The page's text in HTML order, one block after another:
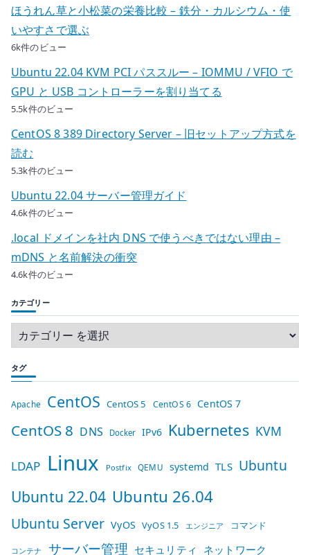
ほうれん草と小松菜の栄養比較 – 鉄分・カルシウム・使
いやすさで選ぶ
6k件のビュー
Ubuntu 22.04 KVM PCI パススルー – IOMMU / VFIO で
GPU と USB コントローラーを割り当てる
5.5k件のビュー
CentOS 8 389 Directory Server – 旧セットアップ方式を
読む
5.3k件のビュー
Ubuntu 22.04 サーバー管理ガイド
4.6k件のビュー
.local ドメインを社内 DNS で使うべきではない理由 –
mDNS と名前解決の衝突
4.6k件のビュー
カテゴリー
タグ
Apache CentOS CentOS 5 CentOS 6 CentOS 7
CentOS 8 DNS Docker IPv6 Kubernetes KVM
LDAP Linux Postfix QEMU systemd TLS Ubuntu
Ubuntu 22.04 Ubuntu 26.04
Ubuntu Server VyOS VyOS 1.5 エンジニア コマンド
コンテナ サーバー管理 セキュリティ ネットワーク